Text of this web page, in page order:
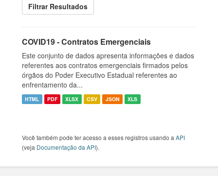
Filtrar Resultados
COVID19 - Contratos Emergenciais
Este conjunto de dados apresenta informações e dados
referentes aos contratos emergenciais firmados pelos
órgãos do Poder Executivo Estadual referentes ao
enfrentamento da...
HTML PDF XLSX CSV JSON XLS
Você também pode ter acesso a esses registros usando a API
(veja Documentação da API).